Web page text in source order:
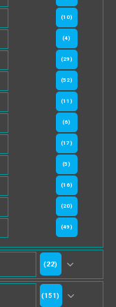
(10)
(4)
(29)
(52)
(11)
(6)
(17)
(5)
(16)
(20)
(49)
(22)
(151)